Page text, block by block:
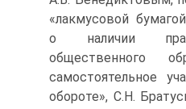
«лакмусовой
о наличии
общественного
самостоятельное
обороте», С.Н.